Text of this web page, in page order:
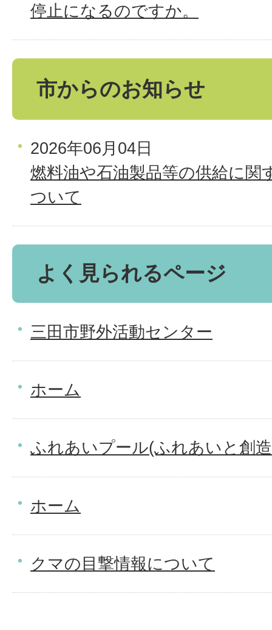
停止になるのですか。
市からのお知らせ
2026年06月04日
燃料油や石油製品等の供給に関
ついて
よく見られるページ
三田市野外活動センター
ホーム
ふれあいプール(ふれあいと創
ホーム
クマの目撃情報について